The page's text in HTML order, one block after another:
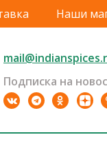
Наши
Подписка на